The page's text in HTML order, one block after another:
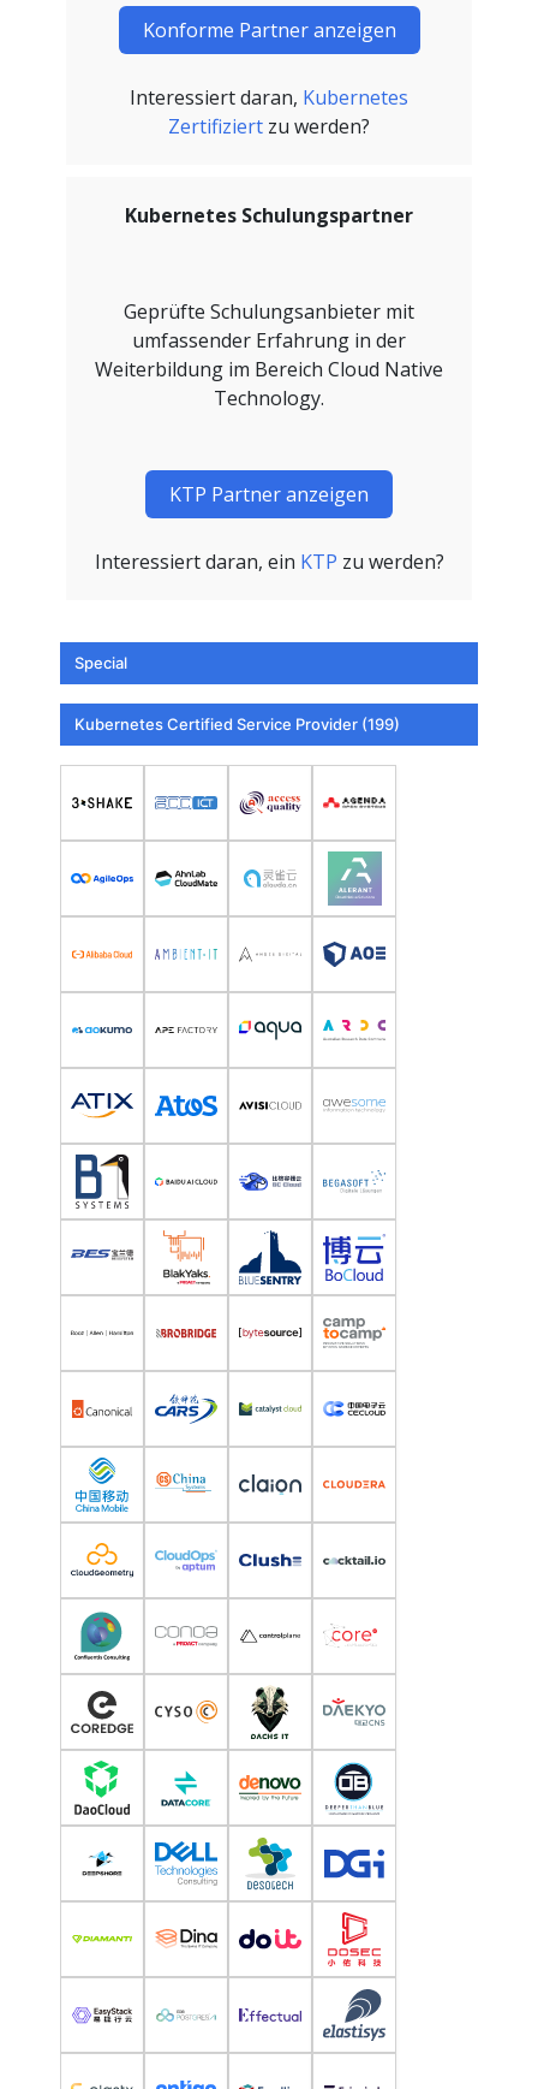
Konforme Partner anzeigen
Interessiert daran, Kubernetes
Zertifiziert zu werden?
Kubernetes Schulungspartner
Geprüfte Schulungsanbieter mit
umfassender Erfahrung in der
Weiterbildung im Bereich Cloud Native
Technology.
KTP Partner anzeigen
Interessiert daran, ein KTP zu werden?